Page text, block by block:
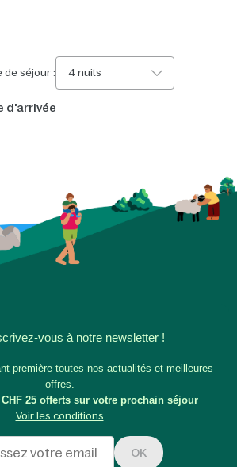
de séjour : 4 nuits
d'arrivée
vous à notre newsletter !
première toutes nos actualités et meilleures
offres.
CHF 25 offerts sur votre prochain séjour
Voir les conditions
OK